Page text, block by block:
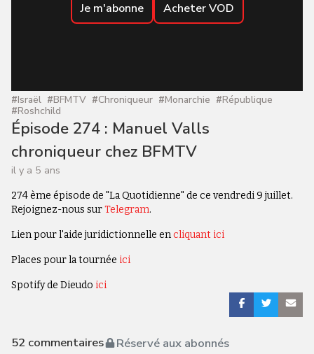
Je m'abonne Acheter VOD
#Israël #BFMTV #Chroniqueur #Monarchie #République
#Roshchild
Épisode 274 : Manuel Valls
chroniqueur chez BFMTV
il y a 5 ans
274 ème épisode de "La Quotidienne" de ce vendredi 9 juillet.
Rejoignez-nous surTelegram.
Lien pour l'aide juridictionnelle encliquant ici
Places pour la tournée ici
Spotify de Dieudo ici
52 commentaires Réservé aux abonnés